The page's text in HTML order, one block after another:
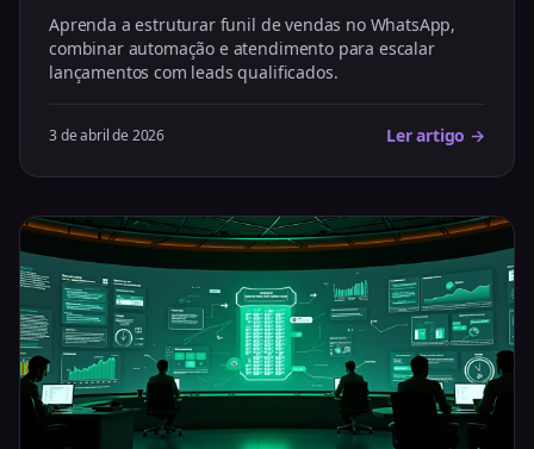
Aprenda a estruturar funil de vendas no WhatsApp,
combinar automação e atendimento para escalar
lançamentos com leads qualificados.
3 de abril de 2026 Ler artigo →